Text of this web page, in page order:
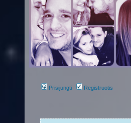
Prisijungti Registruotis